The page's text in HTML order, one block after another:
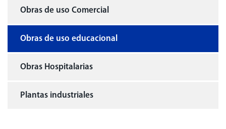
Obras de uso Comercial
Obras de uso educacional
Obras Hospitalarias
Plantas industriales